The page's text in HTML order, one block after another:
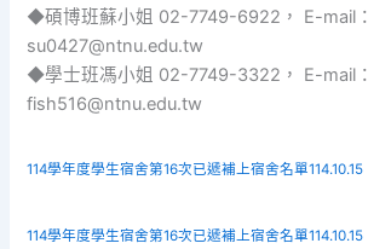
◆碩博班蘇小姐 02-7749-6922， E-mail：
su0427@ntnu.edu.tw
◆學士班馮小姐 02-7749-3322， E-mail：
fish516@ntnu.edu.tw
114學年度學生宿舍第16次已遞補上宿舍名單114.10.15
114學年度學生宿舍第16次已遞補上宿舍名單114.10.15